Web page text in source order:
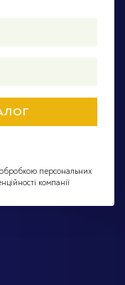
персональних
компанії